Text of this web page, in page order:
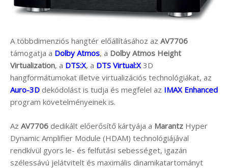
A többdimenziós hangtér előállításához az AV7706
támogatja a Dolby Atmos, a Dolby Atmos Height
Virtualization, a DTS:X, a DTS Virtual:X3D
hangformátumokat illetve virtualizációs technológiákat, az
Auro-3D dekódolást is tudja és megfelel az IMAX Enhanced
program követelményeinek is.
Az AV7706 dedikált előerősítő kártyája a Marantz Hyper
Dynamic Amplifier Module (HDAM) technológiájával
rendkívül gyors le- és felfutási sebességet, igazán
szélessávú jelátvitelt és maximális dinamikatartományt